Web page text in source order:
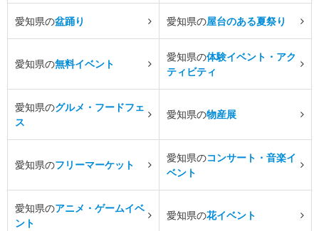
愛知県の盆踊り 愛知県の屋台のある夏祭り
愛知県の無料イベント
愛知県の体験イベント・アク
ティビティ
愛知県のグルメ・フードフェ
ス
愛知県の物産展
愛知県のフリーマーケット
愛知県のコンサート・音楽イ
ベント
愛知県のアニメ・ゲームイベ
ント
愛知県の花イベント